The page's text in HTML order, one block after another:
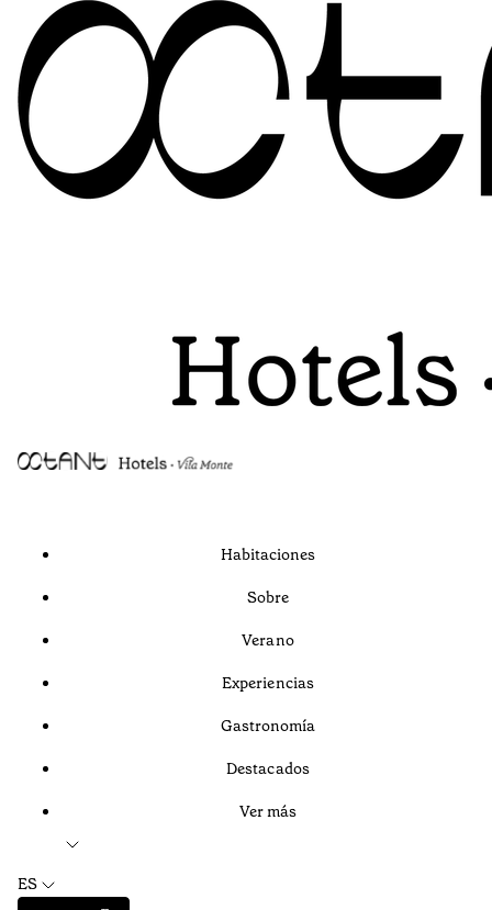
Habitaciones
Sobre
Verano
Experiencias
Gastronomía
Destacados
Ver más
ES